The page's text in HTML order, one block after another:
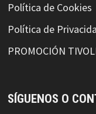
Política de Cookies
Política de
PROMOCIÓN
SÍGUENOS O